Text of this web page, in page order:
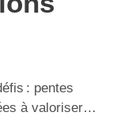
: pentes
à valoriser…